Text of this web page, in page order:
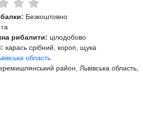
Безкоштовно
рибалити: цілодобово
карась срібний, короп, щука
область
район, Львівська область,